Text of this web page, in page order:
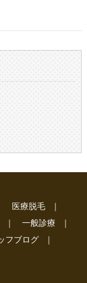
医療脱毛
一般診療
フブログ